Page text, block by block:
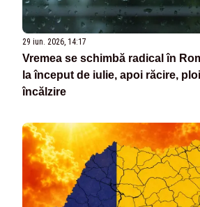
29 iun. 2026, 14:17
Vremea se schimbă radical în
la început de iulie, apoi răcire,
încălzire